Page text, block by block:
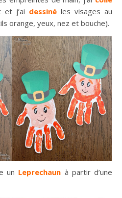
et j’ai dessiné les visages au
orange, yeux, nez et bouche).
un Leprechaun à partir d’une